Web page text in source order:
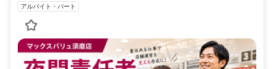
アルバイト・パート